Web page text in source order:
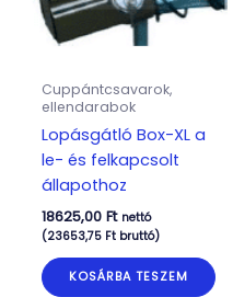
Cuppántcsavarok,
ellendarabok
Lopásgátló Box-XL a
le- és felkapcsolt
állapothoz
18625,00 Ft nettó
(23653,75 Ftbruttó)
KOSÁRBA TESZEM